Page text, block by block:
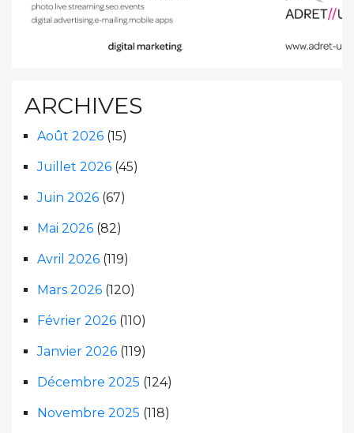
ARCHIVES
Août 2026 (15)
Juillet 2026 (45)
Juin 2026 (67)
Mai 2026 (82)
Avril 2026 (119)
Mars 2026 (120)
Février 2026 (110)
Janvier 2026 (119)
Décembre 2025 (124)
Novembre 2025 (118)